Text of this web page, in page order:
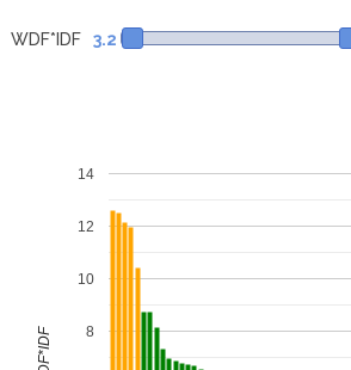
WDF*IDF 3.2
8
10
12
14
WDF*IDF